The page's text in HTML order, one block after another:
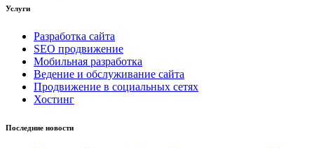
Услуги
Разработка сайта
SEO продвижение
Мобильная разработка
Ведение и обслуживание сайта
Продвижение в социальных сетях
Хостинг
Последние новости